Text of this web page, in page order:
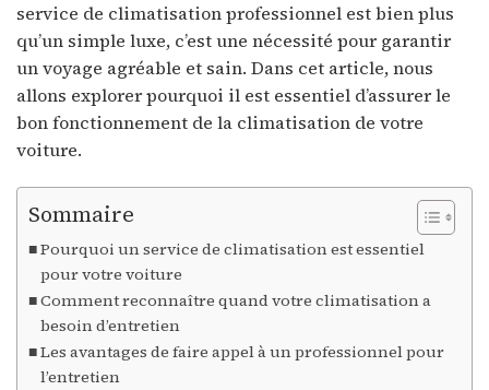
service de climatisation professionnel est bien plus
qu’un simple luxe, c’est une nécessité pour garantir
un voyage agréable et sain. Dans cet article, nous
allons explorer pourquoi il est essentiel d’assurer le
bon fonctionnement de la climatisation de votre
voiture.
Sommaire
Pourquoi un service de climatisation est essentiel
pour votre voiture
Comment reconnaître quand votre climatisation a
besoin d’entretien
Les avantages de faire appel à un professionnel pour
l’entretien